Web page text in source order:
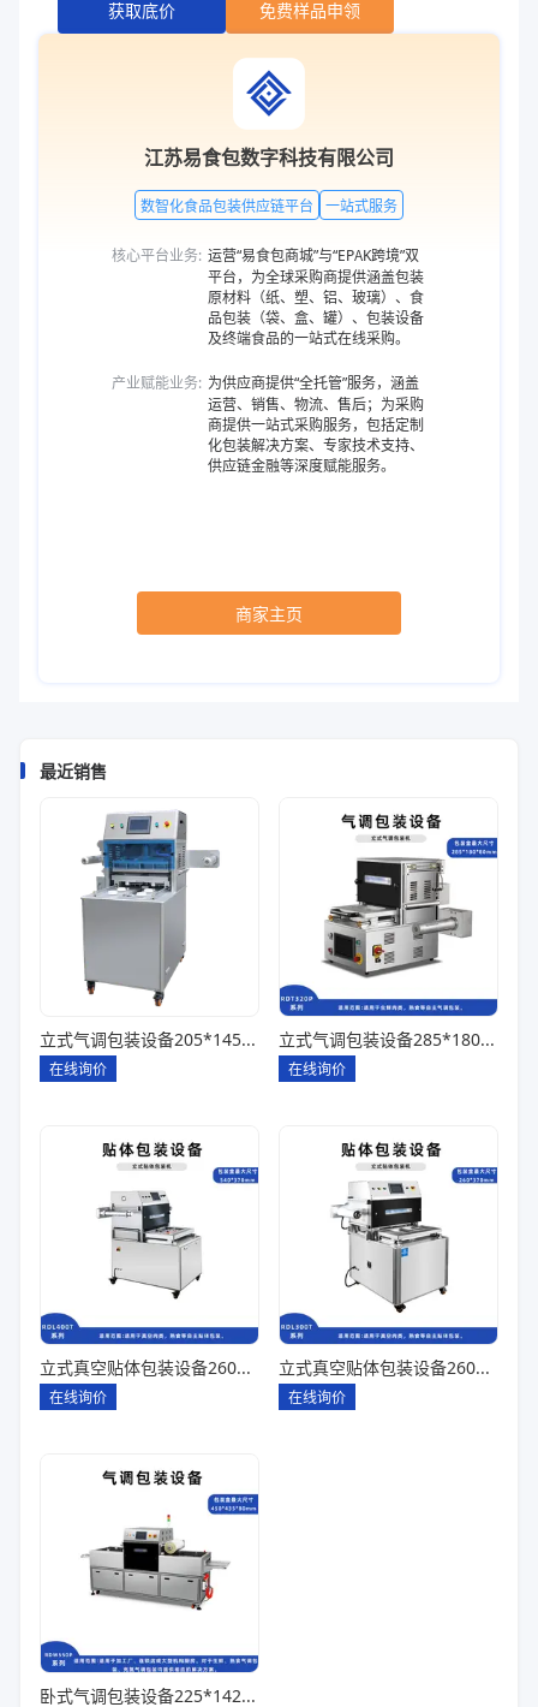
获取底价 免费样品申领
江苏易食包数字科技有限公司
数智化食品包装供应链平台 一站式服务
核心平台业务: 运营“易食包商城”与“EPAK跨境”双
平台，为全球采购商提供涵盖包装
原材料（纸、塑、铝、玻璃）、食
品包装（袋、盒、罐）、包装设备
及终端食品的一站式在线采购。
产业赋能业务: 为供应商提供“全托管”服务，涵盖
运营、销售、物流、售后；为采购
商提供一站式采购服务，包括定制
化包装解决方案、专家技术支持、
供应链金融等深度赋能服务。
商家主页
最近销售
立式气调包装设备205*145*85一出四
在线询价
立式气调包装设备285*180*80一出一
在线询价
立式真空贴体包装设备260*180一出四
在线询价
立式真空贴体包装设备260*180一出二
在线询价
卧式气调包装设备225*142*80一出六